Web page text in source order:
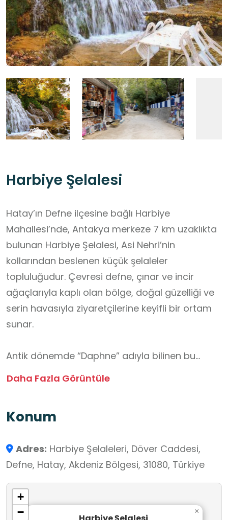
Harbiye Şelalesi
Hatay’ın Defne ilçesine bağlı Harbiye
Mahallesi’nde, Antakya merkeze 7 km uzaklıkta
bulunan Harbiye Şelalesi, Asi Nehri’nin
kollarından beslenen küçük şelaleler
topluluğudur. Çevresi defne, çınar ve incir
ağaçlarıyla kaplı olan bölge, doğal güzelliği ve
serin havasıyla ziyaretçilerine keyifli bir ortam
sunar.
Antik dönemde “Daphne” adıyla bilinen bu
bölge, mitolojik bir efsaneyle de ilişkilidir.
Roma döneminde sayfiye yeri olarak kullanılan
rastlanmaktadır.
Günümüzde Harbiye Şelalesi, Hatay’ın en çok
ziyaret edilen doğal turistik alanlarından biridir.
Çevresinde yer alan restoranlar, mesire
Daha Fazla Görüntüle
Konum
Adres: Harbiye Şelaleleri, Döver Caddesi,
Defne, Hatay, Akdeniz Bölgesi, 31080, Türkiye
×
+
−